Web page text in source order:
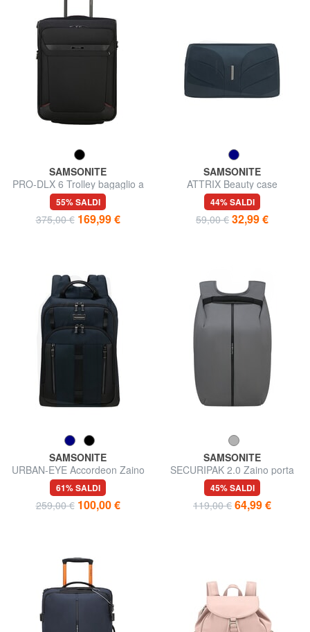
SAMSONITE
PRO-DLX 6 Trolley bagaglio a
mano espandibile
55% SALDI
375,00 € 169,99 €
SAMSONITE
ATTRIX Beauty case
44% SALDI
59,00 € 32,99 €
SAMSONITE
URBAN-EYE Accordeon Zaino
porta pc 15.6"
61% SALDI
259,00 € 100,00 €
SAMSONITE
SECURIPAK 2.0 Zaino porta
pc 14.1"
45% SALDI
119,00 € 64,99 €